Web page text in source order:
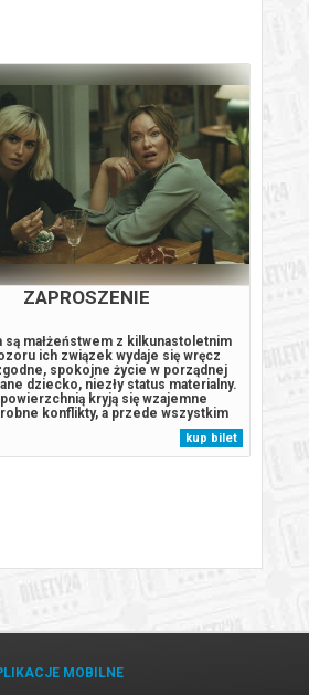
ZAPROSZENIE
są małżeństwem z kilkunastoletnim
ich związek wydaje się wręcz
spokojne życie w porządnej
dziecko, niezły status materialny.
kryją się wzajemne
konflikty, a przede wszystkim
Gdy pewnego wieczoru Joe i Angela
kolację parę tajemniczych sąsiadów,
kup bilet
MOBILNE